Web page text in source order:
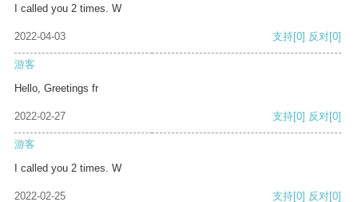
I called you 2 times. W
2022-04-03 支持[0] 反对[0]
游客
Hello, Greetings fr
2022-02-27 支持[0] 反对[0]
游客
I called you 2 times. W
2022-02-25 支持[0] 反对[0]